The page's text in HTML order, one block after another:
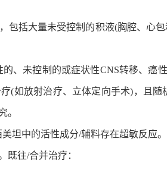
包括大量未受控制的积液(胸腔、心
、未控制的或症状性CNS转移、癌
(如放射治疗、立体定向手术)，且随
。
坦中的活性成分/辅料存在超敏反应。
既往/合并治疗：